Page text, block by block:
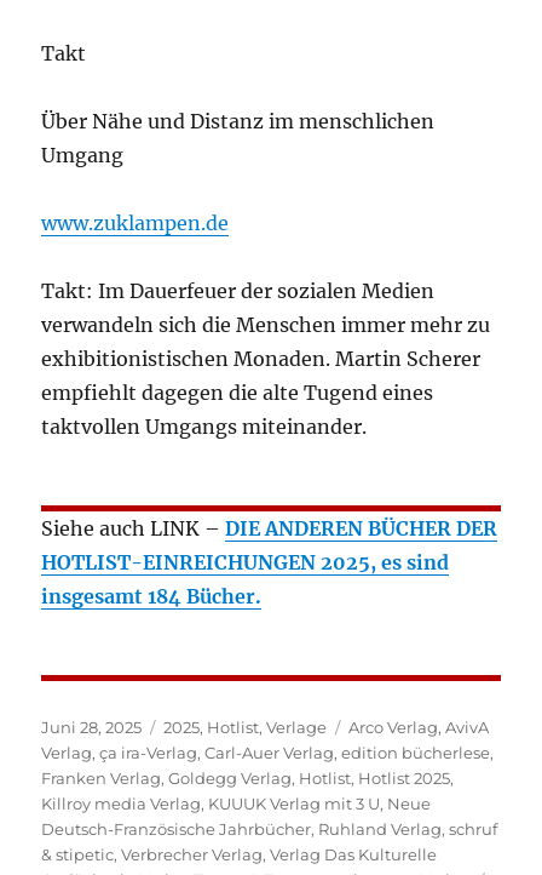
Takt
Über Nähe und Distanz im menschlichen
Umgang
www.zuklampen.de
Takt: Im Dauerfeuer der sozialen Medien
verwandeln sich die Menschen immer mehr zu
exhibitionistischen Monaden. Martin Scherer
empfiehlt dagegen die alte Tugend eines
taktvollen Umgangs miteinander.
Siehe auch LINK –DIE ANDEREN BÜCHER DER
HOTLIST-EINREICHUNGEN 2025, es sind
insgesamt 184 Bücher.
Veröffentlicht
am
Juni 28, 2025 Kategorien
2025, Hotlist,Verlage Schlagwörter
Arco Verlag,AvivA
Verlag,ça ira-Verlag,Carl-Auer Verlag,edition bücherlese,
Franken Verlag,Goldegg Verlag, Hotlist, Hotlist 2025,
Killroy media Verlag, KUUUK Verlag mit 3 U, Neue
Deutsch-Französische Jahrbücher, Ruhland Verlag,schruf
& stipetic,Verbrecher Verlag,Verlag Das Kulturelle